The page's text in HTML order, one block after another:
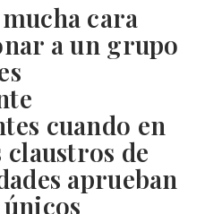
cara
a un grupo
cuando en
claustros de
aprueban